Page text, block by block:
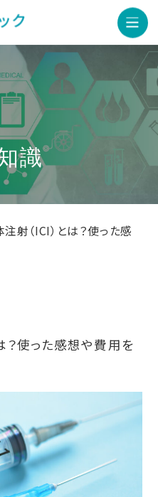
識
射（ICI）とは？使った感
？使った感想や費用を